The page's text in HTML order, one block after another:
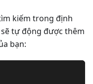
kiếm trong định
tự động được thêm
bạn: